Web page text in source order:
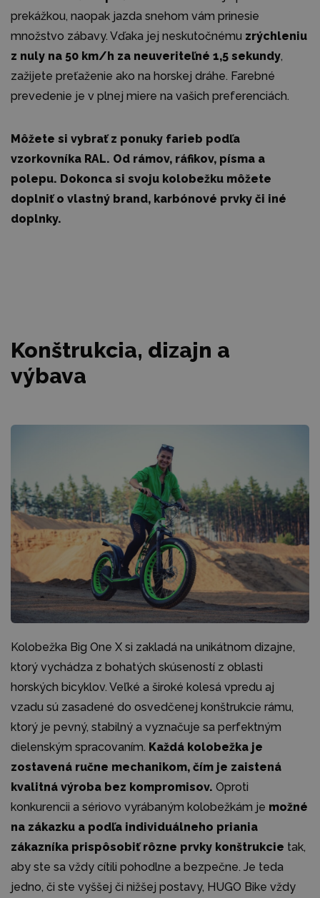
prekážkou, naopak jazda snehom vám prinesie
množstvo zábavy. Vďaka jej neskutočnému zrýchleniu
z nuly na 50 km/h za neuveriteľné 1,5 sekundy,
zažijete preťaženie ako na horskej dráhe. Farebné
prevedenie je v plnej miere na vašich preferenciách.
Môžete si vybrať z ponuky farieb podľa
vzorkovníka RAL. Od rámov, ráfikov, písma a
polepu. Dokonca si svoju kolobežku môžete
doplniť o vlastný brand, karbónové prvky či iné
doplnky.
Konštrukcia, dizajn a
výbava
Kolobežka Big One X si zakladá na unikátnom dizajne,
ktorý vychádza z bohatých skúseností z oblasti
horských bicyklov. Veľké a široké kolesá vpredu aj
vzadu sú zasadené do osvedčenej konštrukcie rámu,
ktorý je pevný, stabilný a vyznačuje sa perfektným
dielenským spracovaním. Každá kolobežka je
zostavená ručne mechanikom, čím je zaistená
kvalitná výroba bez kompromisov. Oproti
konkurencii a sériovo vyrábaným kolobežkám je možné
na zákazku a podľa individuálneho priania
zákazníka prispôsobiť rôzne prvky konštrukcie tak,
aby ste sa vždy cítili pohodlne a bezpečne. Je teda
jedno, či ste vyššej či nižšej postavy, HUGO Bike vždy